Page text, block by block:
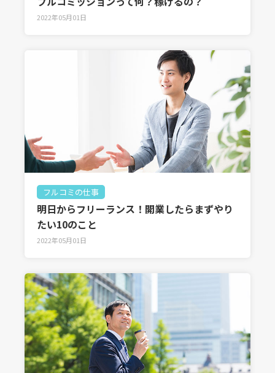
2022年05月01日
フルコミの仕事
明日からフリーランス！開業したらまずやり
たい10のこと
2022年05月01日